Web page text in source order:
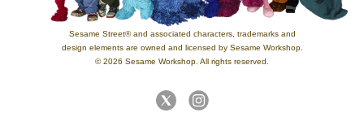
Sesame Street® and associated characters, trademarks and
design elements are owned and licensed by Sesame Workshop.
© 2026 Sesame Workshop. All rights reserved.